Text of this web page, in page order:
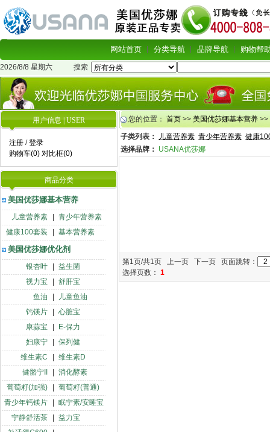
网站首页 分类导航 品牌导航 购物帮
2026/8/8 星期六 搜索
用户信息 | USER
注册 /登录
购物车(0) 对比框(0)
商品分类
美国优莎娜基本营养
儿童营养素
青少年营养素
健康100套装
基本营养素
美国优莎娜优化剂
银杏叶
益生菌
视力宝
舒肝宝
鱼油
儿童鱼油
钙镁片
心脏宝
康蒜宝
E-保力
妇康宁
保列健
维生素C
维生素D
健骼宁II
消化酵素
葡萄籽(加强)
葡萄籽(普通)
青少年钙镁片
眠宁素/安睡宝
宁静舒活茶
益力宝
您的位置： 首页 >> 美国优莎娜基本营养 >>
子类列表： 儿童营养素 青少年营养素 健康
选择品牌： USANA优莎娜
第1页/共1页 上一页 下一页 页面跳转：
选择页数： 1